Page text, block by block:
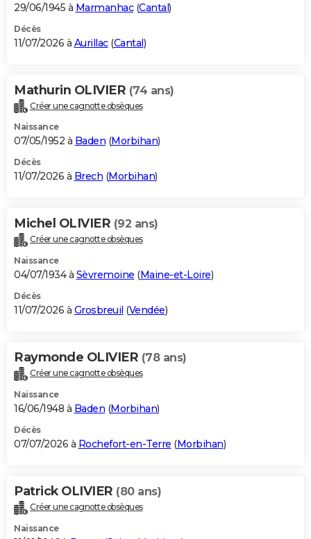
29/06/1945 à Marmanhac(Cantal)
Décès
11/07/2026 à Aurillac(Cantal)
Mathurin OLIVIER (74 ans)
Créer une cagnotte obsèques
Naissance
07/05/1952 à Baden (Morbihan)
Décès
11/07/2026 à Brech (Morbihan)
Michel OLIVIER (92 ans)
Créer une cagnotte obsèques
Naissance
04/07/1934 à Sèvremoine (Maine-et-Loire)
Décès
11/07/2026 à Grosbreuil (Vendée)
Raymonde OLIVIER (78 ans)
Créer une cagnotte obsèques
Naissance
16/06/1948 à Baden (Morbihan)
Décès
07/07/2026 à Rochefort-en-Terre (Morbihan)
Patrick OLIVIER (80 ans)
Créer une cagnotte obsèques
Naissance